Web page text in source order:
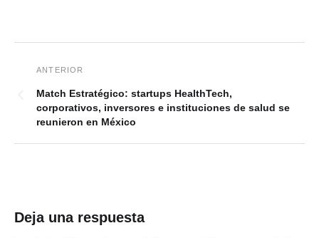
Match Estratégico: startups HealthTech,
corporativos, inversores e instituciones de salud se
reunieron en México
Deja una respuesta